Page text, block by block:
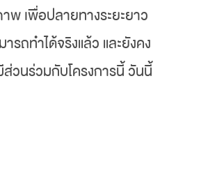
พ เพื่อปลายทางระยะยาว
รถทำได้จริงแล้ว และยังคง
วนร่วมกับโครงการนี้ วันนี้